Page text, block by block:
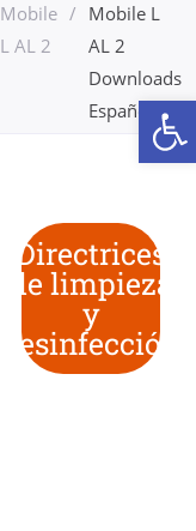
Mobile
L AL 2
/ Mobile L
AL 2
Downloads
Español​
Directrices
de limpieza
y
desinfección